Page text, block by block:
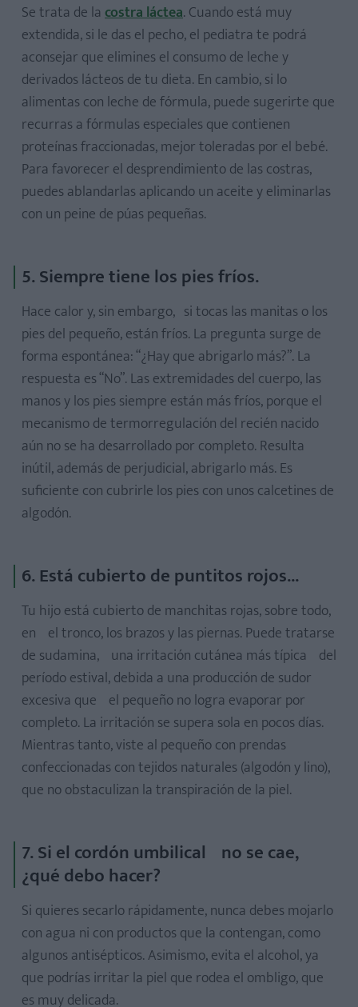
Se trata de la costra láctea. Cuando está muy
extendida, si le das el pecho, el pediatra te podrá
aconsejar que elimines el consumo de leche y
derivados lácteos de tu dieta. En cambio, si lo
alimentas con leche de fórmula, puede sugerirte que
recurras a fórmulas especiales que contienen
proteínas fraccionadas, mejor toleradas por el bebé.
Para favorecer el desprendimiento de las costras,
puedes ablandarlas aplicando un aceite y eliminarlas
con un peine de púas pequeñas.
5. Siempre tiene los pies fríos.
Hace calor y, sin embargo, si tocas las manitas o los
pies del pequeño, están fríos. La pregunta surge de
forma espontánea: “¿Hay que abrigarlo más?”. La
respuesta es “No”. Las extremidades del cuerpo, las
manos y los pies siempre están más fríos, porque el
mecanismo de termorregulación del recién nacido
aún no se ha desarrollado por completo. Resulta
inútil, además de perjudicial, abrigarlo más. Es
suficiente con cubrirle los pies con unos calcetines de
algodón.
6. Está cubierto de puntitos rojos...
Tu hijo está cubierto de manchitas rojas, sobre todo,
en el tronco, los brazos y las piernas. Puede tratarse
de sudamina, una irritación cutánea más típica del
período estival, debida a una producción de sudor
excesiva que el pequeño no logra evaporar por
completo. La irritación se supera sola en pocos días.
Mientras tanto, viste al pequeño con prendas
confeccionadas con tejidos naturales (algodón y lino),
que no obstaculizan la transpiración de la piel.
7. Si el cordón umbilical no se cae,
¿qué debo hacer?
Si quieres secarlo rápidamente, nunca debes mojarlo
con agua ni con productos que la contengan, como
algunos antisépticos. Asimismo, evita el alcohol, ya
que podrías irritar la piel que rodea el ombligo, que
es muy delicada.